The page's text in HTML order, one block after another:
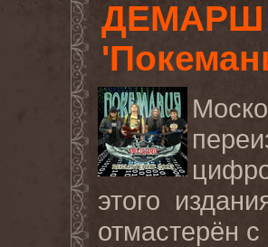
ДЕМАРШ
этого
отмастерён